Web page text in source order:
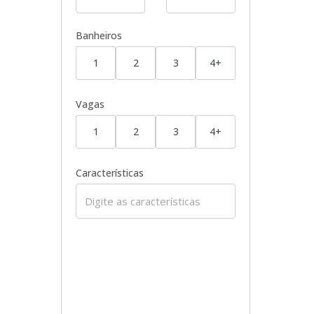
Banheiros
1 2 3 4+
Vagas
1 2 3 4+
Características